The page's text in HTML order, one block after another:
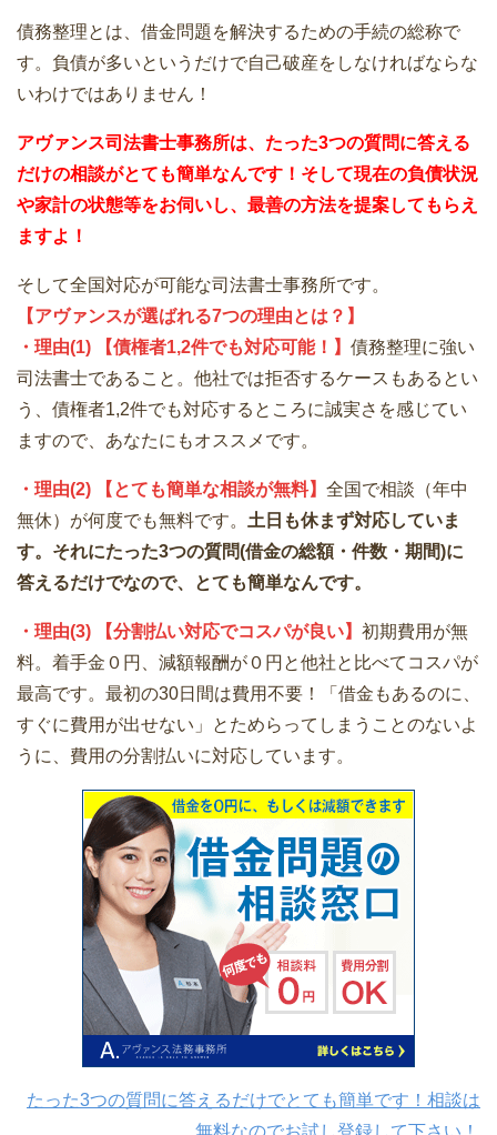
債務整理とは、借金問題を解決するための手続の総称で
す。負債が多いというだけで自己破産をしなければならな
いわけではありません！
アヴァンス司法書士事務所は、 たった3つの質問に答える
だけの相談がとても簡単なんです！そして現在の負債状況
や家計の状態等をお伺いし、最善の方法を提案してもらえ
ますよ！
そして全国対応が可能な司法書士事務所です。
【アヴァンスが選ばれる7つの理由とは？】
・理由(1) 【債権者1,2件でも対応可能！】 債務整理に強い
司法書士であること。他社では拒否するケースもあるとい
う、債権者1,2件でも対応するところに誠実さを感じてい
ますので、あなたにもオススメです。
・理由(2) 【とても簡単な相談が無料】 全国で相談（年中
無休）が何度でも無料です。 土日も休まず対応していま
す。それにたった3つの質問(借金の総額・件数・期間)に
答えるだけでなので、とても簡単なんです。
・理由(3) 【分割払い対応でコスパが良い】 初期費用が無
料。着手金０円、減額報酬が０円と他社と比べてコスパが
最高です。最初の30日間は費用不要！「借金もあるのに、
すぐに費用が出せない」とためらってしまうことのないよ
うに、費用の分割払いに対応しています。
たった3つの質問に答えるだけでとても簡単です！相談は
無料なのでお試し登録して下さい！